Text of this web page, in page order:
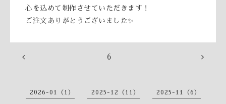
心を込めて制作させていただきます！
ご注文ありがとうございました✨
6
2026-01（1） 2025-12（11） 2025-11（6）